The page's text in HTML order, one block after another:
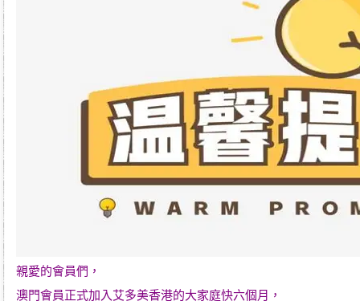
親愛的會員們，
澳門會員正式加入艾多美香港的大家庭快六個月，